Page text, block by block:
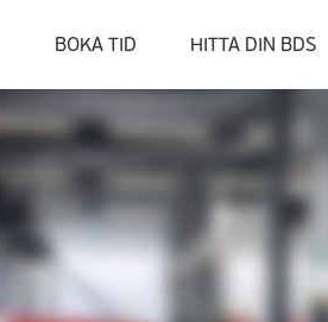
BOKA TID HITTA DIN BDS